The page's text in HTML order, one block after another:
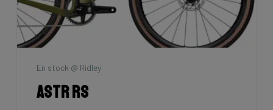
En stock @ Ridley
Astr RS